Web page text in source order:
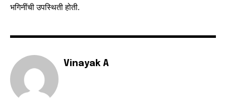
भगिनींची उपस्थिती होती.
Vinayak A